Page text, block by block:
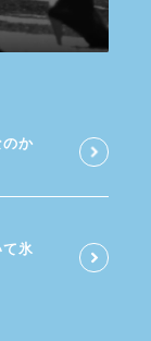
のか
て​氷